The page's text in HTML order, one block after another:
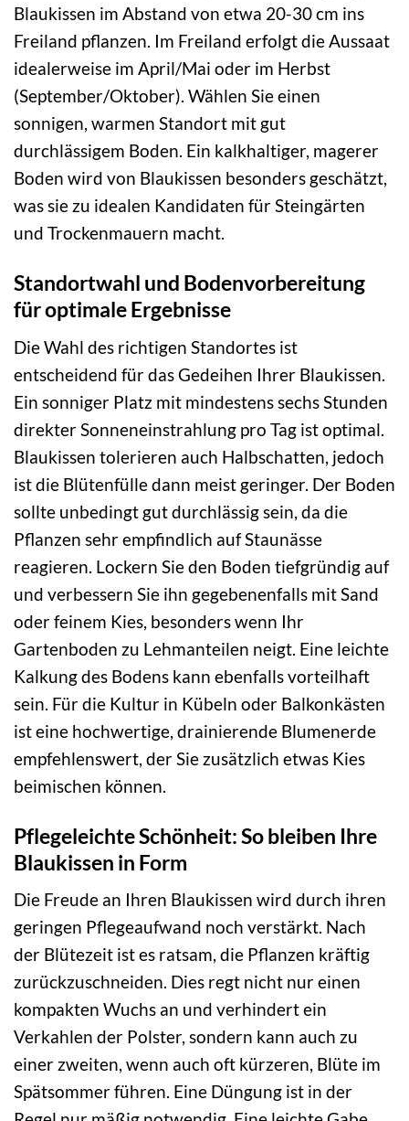
Blaukissen im Abstand von etwa 20-30 cm ins
Freiland pflanzen. Im Freiland erfolgt die Aussaat
idealerweise im April/Mai oder im Herbst
(September/Oktober). Wählen Sie einen
sonnigen, warmen Standort mit gut
durchlässigem Boden. Ein kalkhaltiger, magerer
Boden wird von Blaukissen besonders geschätzt,
was sie zu idealen Kandidaten für Steingärten
und Trockenmauern macht.
Standortwahl und Bodenvorbereitung
für optimale Ergebnisse
Die Wahl des richtigen Standortes ist
entscheidend für das Gedeihen Ihrer Blaukissen.
Ein sonniger Platz mit mindestens sechs Stunden
direkter Sonneneinstrahlung pro Tag ist optimal.
Blaukissen tolerieren auch Halbschatten, jedoch
ist die Blütenfülle dann meist geringer. Der Boden
sollte unbedingt gut durchlässig sein, da die
Pflanzen sehr empfindlich auf Staunässe
reagieren. Lockern Sie den Boden tiefgründig auf
und verbessern Sie ihn gegebenenfalls mit Sand
oder feinem Kies, besonders wenn Ihr
Gartenboden zu Lehmanteilen neigt. Eine leichte
Kalkung des Bodens kann ebenfalls vorteilhaft
sein. Für die Kultur in Kübeln oder Balkonkästen
ist eine hochwertige, drainierende Blumenerde
empfehlenswert, der Sie zusätzlich etwas Kies
beimischen können.
Pflegeleichte Schönheit: So bleiben Ihre
Blaukissen in Form
Die Freude an Ihren Blaukissen wird durch ihren
geringen Pflegeaufwand noch verstärkt. Nach
der Blütezeit ist es ratsam, die Pflanzen kräftig
zurückzuschneiden. Dies regt nicht nur einen
kompakten Wuchs an und verhindert ein
Verkahlen der Polster, sondern kann auch zu
einer zweiten, wenn auch oft kürzeren, Blüte im
Spätsommer führen. Eine Düngung ist in der